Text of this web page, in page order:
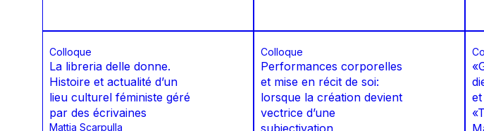
Colloque
La libreria delle donne.
Histoire et actualité d’un
lieu culturel féministe géré
par des écrivaines
Mattia Scarpulla
Colloque
Performances corporelles
et mise en récit de soi:
lorsque la création devient
vectrice d’une